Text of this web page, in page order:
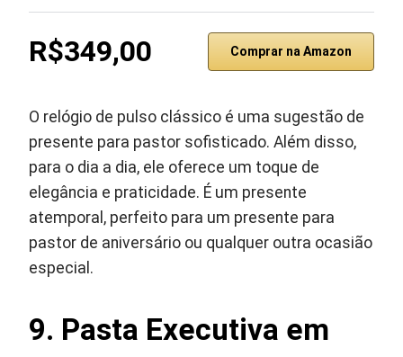
R$349,00 Comprar na Amazon
O relógio de pulso clássico é uma sugestão de
presente para pastor sofisticado. Além disso,
para o dia a dia, ele oferece um toque de
elegância e praticidade. É um presente
atemporal, perfeito para um presente para
pastor de aniversário ou qualquer outra ocasião
especial.
9. Pasta Executiva em